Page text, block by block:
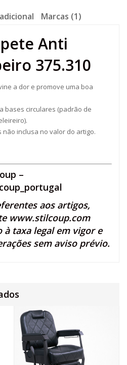
Marcas (1)
Anti
375.310
a dor e promove uma boa
bases circulares (padrão de
inclusa no valor do artigo.
–
aos artigos,
www.stilcoup.com
à taxa legal em vigor e
sem aviso prévio.